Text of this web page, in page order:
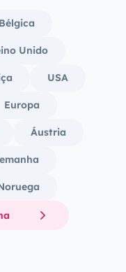
Bélgica
Unido
USA
Europa
Áustria